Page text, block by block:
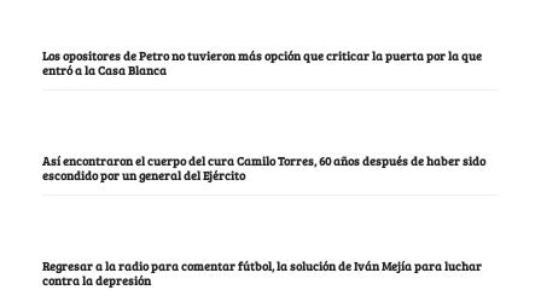
Los opositores de Petro no tuvieron más opción que criticar la puerta por la que
entró a la Casa Blanca
Así encontraron el cuerpo del cura Camilo Torres, 60 años después de haber sido
escondido por un general del Ejército
Regresar a la radio para comentar fútbol, la solución de Iván Mejía para luchar
contra la depresión